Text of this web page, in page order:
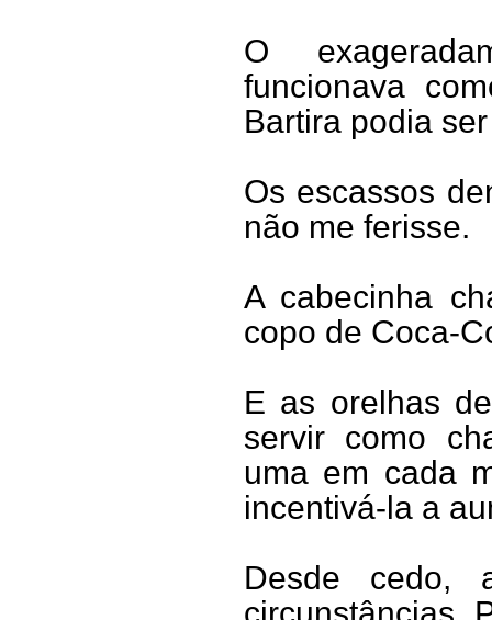
O
funcionava
Bartira podia
Os escassos
não me ferisse.
A cabecinha
copo de Coca-
E as orelhas
servir como
uma em cada
incentivá-la a
Desde cedo,